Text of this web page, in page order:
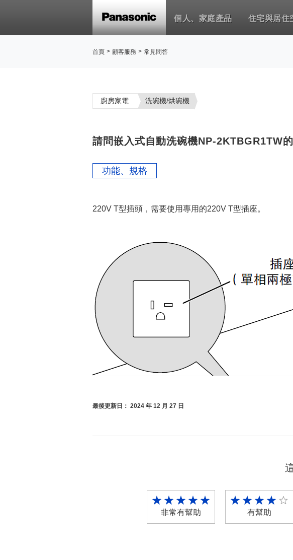
個人、家庭產品 住宅與居住
首頁 > 顧客服務 > 常見問答
廚房家電 洗碗機/烘碗機
請問嵌入式自動洗碗機NP-2KTBGR1TW
功能、規格
220V T型插頭，需要使用專用的220V T型插座。
最後更新日： 2024 年 12 月 27 日
非常有幫助 有幫助